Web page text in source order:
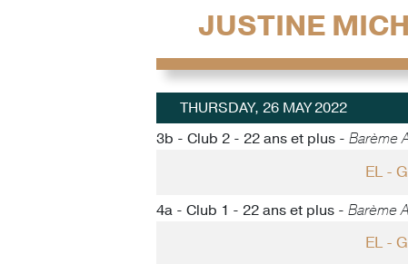
JUSTINE
THURSDAY, 26 MAY 2022
3b - Club 2 - 22 ans et plus - Barème
EL -
4a - Club 1 - 22 ans et plus - Barème
EL -